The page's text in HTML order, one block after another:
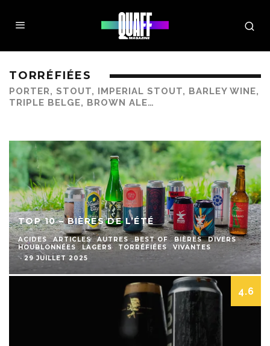
TORRÉFIÉES
PORTER, STOUT, IMPERIAL STOUT, BARLEY WINE,
TRIPLE BELGE, BROWN ALE…
TOP 10 – BIÈRES DE L’ÉTÉ
ACIDES ARTICLES AUTRES BEST OF BIÈRES
DIVERS
HOUBLONNÉES
LAGERS TORRÉFIÉES
VIVANTES
· 29 JUILLET 2025
4.6